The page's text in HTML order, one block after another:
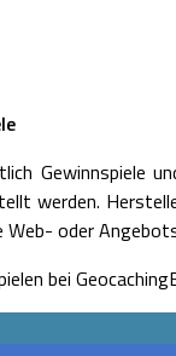
Gewinnspiele
werden.
Web- oder
bei